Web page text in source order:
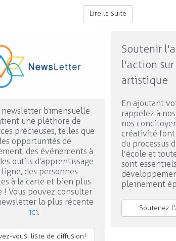
Lire la suite
newsletter bimensuelle
une pléthore de
précieuses, telles que
opportunités de
des événements à
outils d'apprentissage
ligne, des personnes
à la carte et bien plus
! Vous pouvez consulter
la plus récente
ici
vous: liste de diffusion!
Soutenir
l'action
artistique
En ajoutant
rappelez à
nos
créativité
du processus
l’école et
sont
pleinement
Soutenez